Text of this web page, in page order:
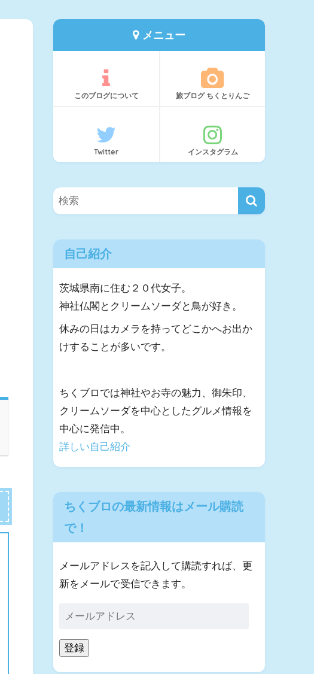
メニュー
このブログについて 旅ブログ ちくとりんご
Twitter インスタグラム
自己紹介
茨城県南に住む２０代女子。
神社仏閣とクリームソーダと鳥が好き。
休みの日はカメラを持ってどこかへお出か
けすることが多いです。
ちくブロでは神社やお寺の魅力、御朱印、
クリームソーダを中心としたグルメ情報を
中心に発信中。
詳しい自己紹介
ちくブロの最新情報はメール購読
で！
メールアドレスを記入して購読すれば、更
新をメールで受信できます。
登録